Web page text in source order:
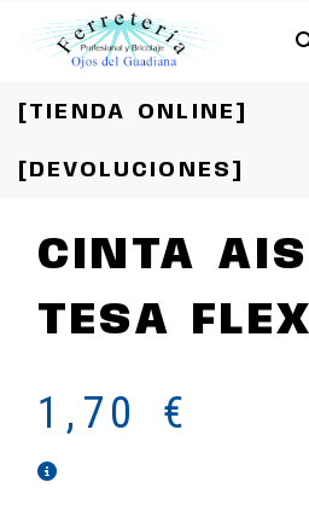
[TIENDA ONLINE]
[DEVOLUCIONES]
CINTA
TESA FLEX
1,70 €